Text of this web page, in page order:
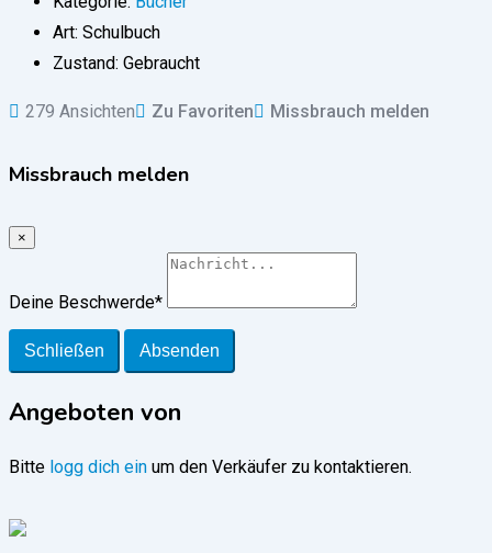
Art: Schulbuch
Zustand: Gebraucht
279 Ansichten Zu Favoriten Missbrauch melden
Missbrauch melden
×
Deine Beschwerde*
Schließen Absenden
Angeboten von
Bitte logg dich ein um den Verkäufer zu kontaktieren.